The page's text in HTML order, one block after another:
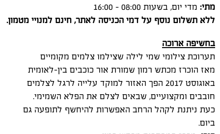
תערוכת צילומי שמי לילה שצילמו צלמים מקומיים
מאז הוכרז מכתש רמון שמורת אור כוכבים בין-לאומית
חובבים ומקצועיים, שבאים לצלם את הפלא השמימי.
כעת ניתנת לקהל הרחב האפשרות להיחשף לתופעה גם
ביום.
היכן:מרכז המבקרים מכתש רמון
מתי:מדי יום, בשעות 16:00-08:00
ללא תשלום נוסף על דמי הכניסה לאתר, חינם למנויי מטמון.